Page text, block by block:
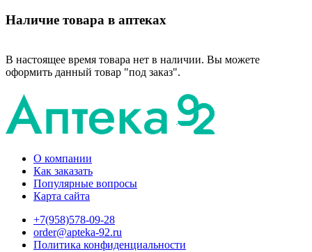
Наличие товара в аптеках
В настоящее время товара нет в наличии. Вы можете
оформить данный товар "под заказ".
О компании
Как заказать
Популярные вопросы
Карта сайта
+7(958)578-09-28
order@apteka-92.ru
Политика конфиденциальности